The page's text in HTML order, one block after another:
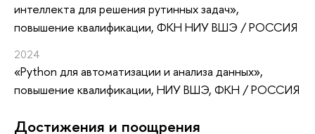
интеллекта для решения рутинных задач»,
повышение квалификации, ФКН НИУ ВШЭ / РОССИЯ
2024
«Python для автоматизации и анализа данных»,
повышение квалификации, НИУ ВШЭ, ФКН / РОССИЯ
Достижения и поощрения